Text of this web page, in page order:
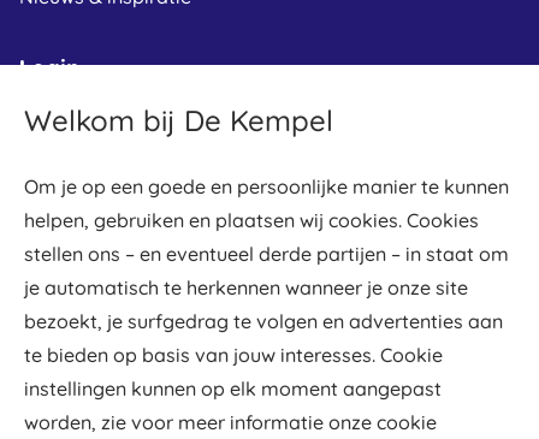
Login
Leerplein
Osiris docent
Gradework
De Kempel werkt samen met
Welkom bij De Kempel
Om je op een goede en persoonlijke manier te kunnen
helpen, gebruiken en plaatsen wij cookies. Cookies
stellen ons – en eventueel derde partijen – in staat om
je automatisch te herkennen wanneer je onze site
bezoekt, je surfgedrag te volgen en advertenties aan
te bieden op basis van jouw interesses. Cookie
instellingen kunnen op elk moment aangepast
worden, zie voor meer informatie onze cookie